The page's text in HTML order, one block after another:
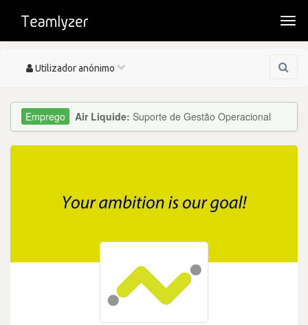
Toggle
Utilizador anónimo
Air Liquide: Suporte de Gestão Operacional